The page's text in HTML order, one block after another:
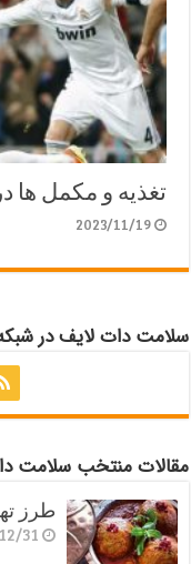
تغذیه و مکمل ها
2023/11/19
سلامت دات لایف در
مقالات منتخب سلامت
طرز
31